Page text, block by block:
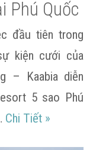
đại gia Ấn Độ ở
Phú Quốc
đầu tiên trong
kiện cưới của
– Kaabia diễn
5 sao Phú
Chi Tiết Tiệc
»